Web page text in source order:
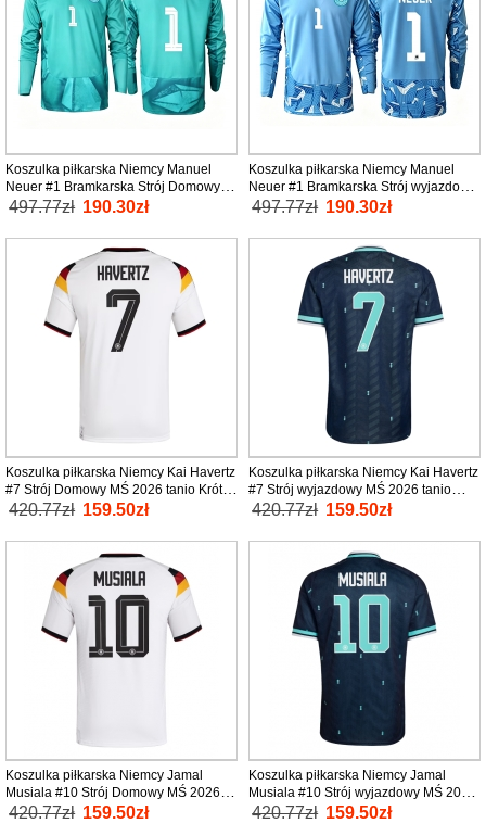
Koszulka piłkarska Niemcy Manuel
Neuer #1 Bramkarska Strój Domowy
MŚ 2026 tanio Długi Rękaw
497.77zł 190.30zł
Koszulka piłkarska Niemcy Manuel
Neuer #1 Bramkarska Strój wyjazdowy
MŚ 2026 tanio Długi Rękaw
497.77zł 190.30zł
Koszulka piłkarska Niemcy Kai Havertz
#7 Strój Domowy MŚ 2026 tanio Krótki
Rękaw
420.77zł 159.50zł
Koszulka piłkarska Niemcy Kai Havertz
#7 Strój wyjazdowy MŚ 2026 tanio
Krótki Rękaw
420.77zł 159.50zł
Koszulka piłkarska Niemcy Jamal
Musiala #10 Strój Domowy MŚ 2026
tanio Krótki Rękaw
420.77zł 159.50zł
Koszulka piłkarska Niemcy Jamal
Musiala #10 Strój wyjazdowy MŚ 2026
tanio Krótki Rękaw
420.77zł 159.50zł